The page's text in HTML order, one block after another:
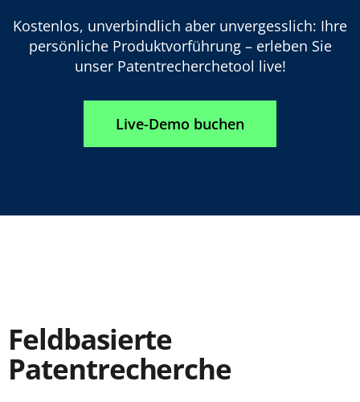
Kostenlos, unverbindlich aber unvergesslich: Ihre
persönliche Produktvorführung – erleben Sie
unser Patentrecherchetool live!
Live-Demo buchen
Feldbasierte
Patentrecherche